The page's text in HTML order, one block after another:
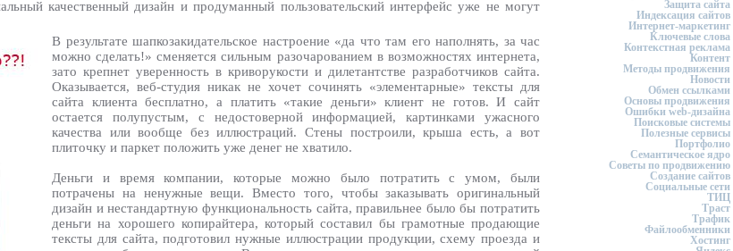
качественный дизайн и продуманный пользовательский интерфейс уже не могут
В результате шапкозакидательское настроение «да что там его наполнять, за час
можно сделать!» сменяется сильным разочарованием в возможностях интернета,
зато крепнет уверенность в криворукости и дилетантстве разработчиков сайта.
Оказывается, веб-студия никак не хочет сочинять «элементарные» тексты для
сайта клиента бесплатно, а платить «такие деньги» клиент не готов. И сайт
остается полупустым, с недостоверной информацией, картинками ужасного
качества или вообще без иллюстраций. Стены построили, крыша есть, а вот
плиточку и паркет положить уже денег не хватило.
Деньги и время компании, которые можно было потратить с умом, были
потрачены на ненужные вещи. Вместо того, чтобы заказывать оригинальный
дизайн и нестандартную функциональность сайта, правильнее было бы потратить
деньги на хорошего копирайтера, который составил бы грамотные продающие
тексты для сайта, подготовил нужные иллюстрации продукции, схему проезда и
Защита сайта
Индексация сайтов
Интернет-маркетинг
Ключевые слова
Контекстная реклама
Контент
Методы продвижения
Новости
Обмен ссылками
Основы продвижения
Ошибки web-дизайна
Поисковые системы
Полезные сервисы
Портфолио
Семантическое ядро
Советы по продвижению
Создание сайтов
Социальные сети
ТИЦ
Траст
Трафик
Файлообменники
Хостинг